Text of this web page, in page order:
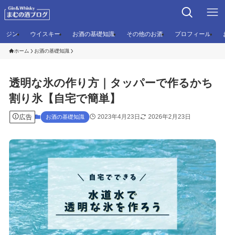
ジン ウイスキー お酒の基礎知識 その他のお酒 プロフィール
ホーム お酒の基礎知識
透明な氷の作り方｜タッパーで作るかち
割り氷【自宅で簡単】
広告 お酒の基礎知識 2023年4月23日 2026年2月23日